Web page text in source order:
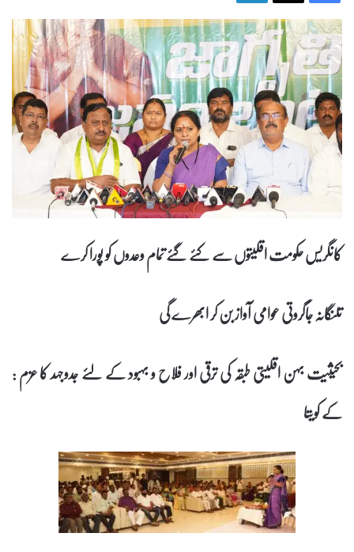
کانگریس حکومت اقلیتوں سے کئے گئے تمام وعدوں کو پورا کرے
تلنگانہ جاگروتی عوامی آواز بن کر ابھرے گی
بحیثیت بہن اقلیتی طبقہ کی ترقی اور فلاح و بہبود کے لئے جدوجہد کا عزم :
کے کویتا